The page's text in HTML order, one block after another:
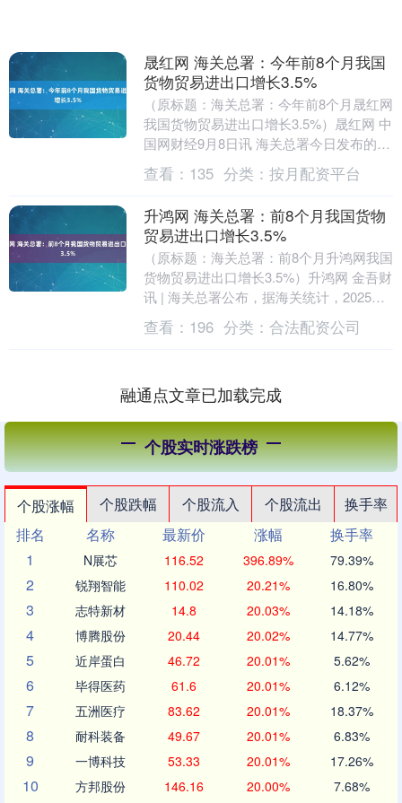
晟红网 海关总署：今年前8个月我国
货物贸易进出口增长3.5%
（原标题：海关总署：今年前8个月晟红网
我国货物贸易进出口增长3.5%）晟红网 中
国网财经9月8日讯 海关总署今日发布的消
息显示，2025年前8个月，我国货物贸
易....
查看： 135 分类： 按月配资平台
升鸿网 海关总署：前8个月我国货物
贸易进出口增长3.5%
（原标题：海关总署：前8个月升鸿网我国
货物贸易进出口增长3.5%）升鸿网 金吾财
讯 | 海关总署公布，据海关统计，2025年
前8个月，我国货物贸易延续平稳增长
态....
查看： 196 分类： 合法配资公司
融通点文章已加载完成
个股实时涨跌榜
个股涨幅 个股跌幅 个股流入 个股流出
换手率
排名
名称 最新价 涨幅
换手率
1
N展芯 116.52 396.89% 79.39%
2 锐翔智能 110.02 20.21% 16.80%
3 志特新材 14.8 20.03% 14.18%
4 博腾股份 20.44 20.02% 14.77%
5 近岸蛋白 46.72 20.01% 5.62%
6 毕得医药 61.6 20.01% 6.12%
7 五洲医疗 83.62 20.01% 18.37%
8 耐科装备 49.67 20.01% 6.83%
9 一博科技 53.33 20.01% 17.26%
10 方邦股份 146.16 20.00% 7.68%